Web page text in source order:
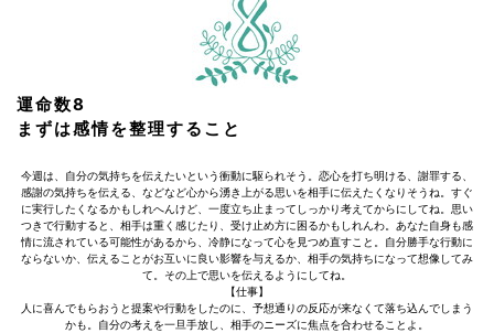
運命数8
まずは感情を整理すること
今週は、自分の気持ちを伝えたいという衝動に駆られそう。恋心を打ち明ける、謝罪する、
感謝の気持ちを伝える、などなど心から湧き上がる思いを相手に伝えたくなりそうね。すぐ
に実行したくなるかもしれへんけど、一度立ち止まってしっかり考えてからにしてね。思い
つきで行動すると、相手は重く感じたり、受け止め方に困るかもしれんわ。あなた自身も感
情に流されている可能性があるから、冷静になって心を見つめ直すこと。自分勝手な行動に
ならないか、伝えることがお互いに良い影響を与えるか、相手の気持ちになって想像してみ
て。その上で思いを伝えるようにしてね。
【仕事】
人に喜んでもらおうと提案や行動をしたのに、予想通りの反応が来なくて落ち込んでしまう
かも。自分の考えを一旦手放し、相手のニーズに焦点を合わせることよ。